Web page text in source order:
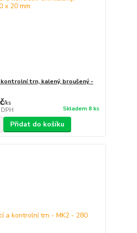
kontrolní trn, kalený, broušený -
/ks
Skladem 8 ks
Přidat do košíku